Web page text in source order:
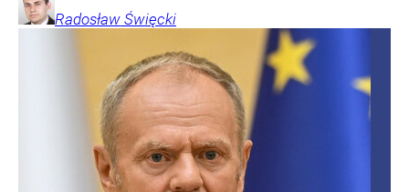
Radosław Święcki